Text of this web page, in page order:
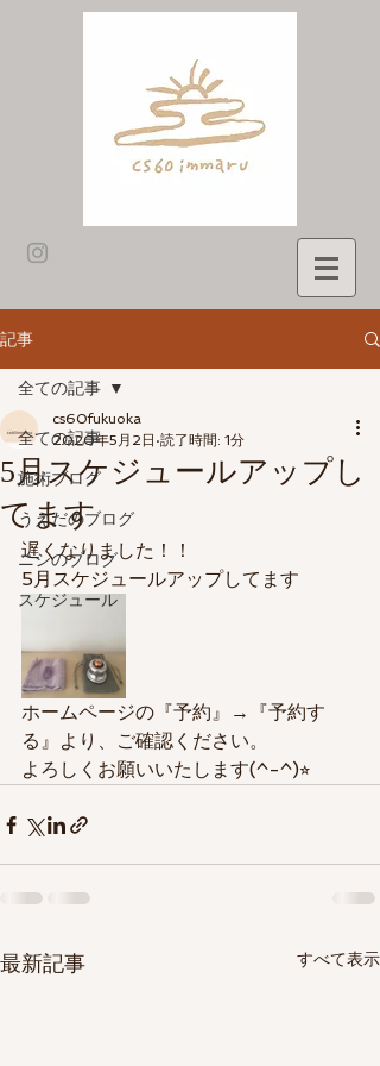
記事
全ての記事
施術ブログ
うえだのブログ
ニシのブログ
スケジュール
全ての記事
5月スケジュールアップし
てます
cs60fukuoka
2020年5月2日 読了時間: 1分
遅くなりました！！
5月スケジュールアップしてます
ホームページの『予約』→『予約す
る』より、ご確認ください。
よろしくお願いいたします(^-^)⭐︎
最新記事 すべて表示